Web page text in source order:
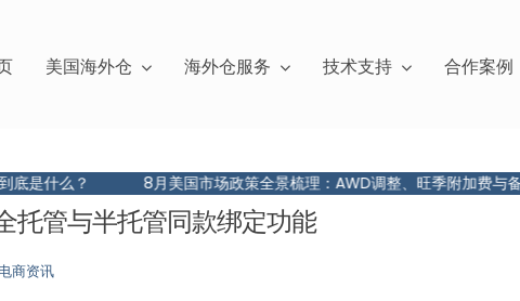
美国海外仓 海外仓服务 技术支持 合作案例
8月美国市场政策全景梳理：AWD调整、旺季附加费与备货策略
托管与半托管同款绑定功能
商资讯